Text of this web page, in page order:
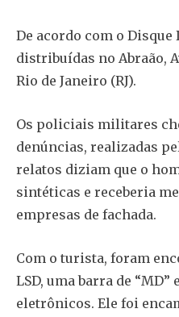
De acordo com o
distribuídas no Abraão,
Rio de Janeiro (RJ).
Os policiais militares
denúncias, realizadas
relatos diziam que o
sintéticas e receberia
empresas de fachada.
Com o turista, foram
LSD, uma barra de
eletrônicos. Ele foi